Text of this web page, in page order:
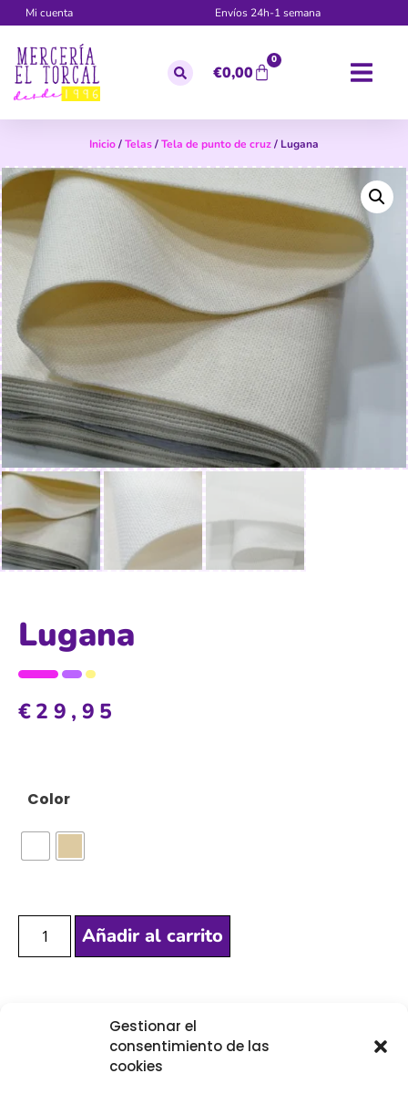
Gestionar el
consentimiento de las
cookies
Mi cuenta Envíos 24h-1 semana
€0,00
0
Inicio/Telas/Tela de punto de cruz/ Lugana
Lugana
€29,95
Color
Añadir al carrito
[Las unidades seleccionadas son en